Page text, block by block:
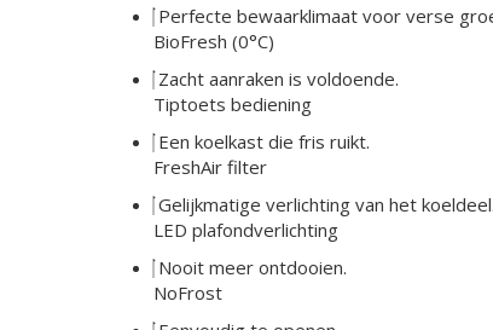
Perfecte bewaarklimaat voor verse
BioFresh (0°C)
Zacht aanraken is voldoende.
Tiptoets bediening
Een koelkast die fris ruikt.
FreshAir filter
Gelijkmatige verlichting van het koeldeel.
LED plafondverlichting
Nooit meer ontdooien.
NoFrost